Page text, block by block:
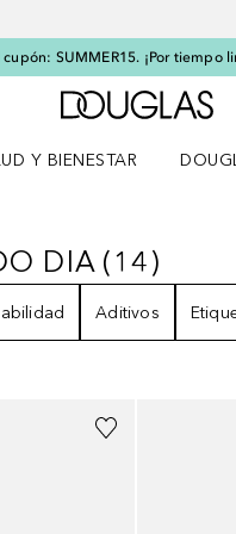
SUMMER15. ¡Por tiempo
A
Y BIENESTAR
DIA14
DIA (14)
Aditivos